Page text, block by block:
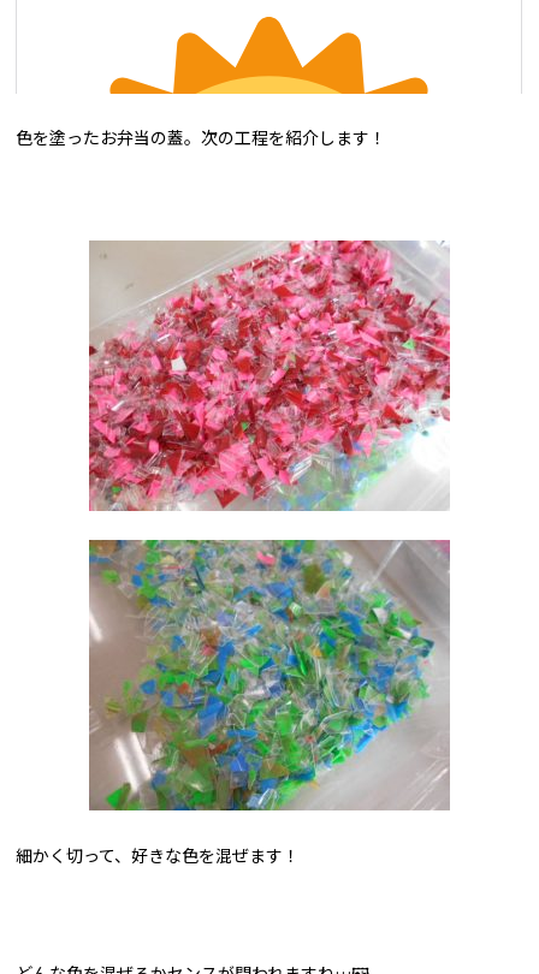
色を塗ったお弁当の蓋。次の工程を紹介します！
細かく切って、好きな色を混ぜます！